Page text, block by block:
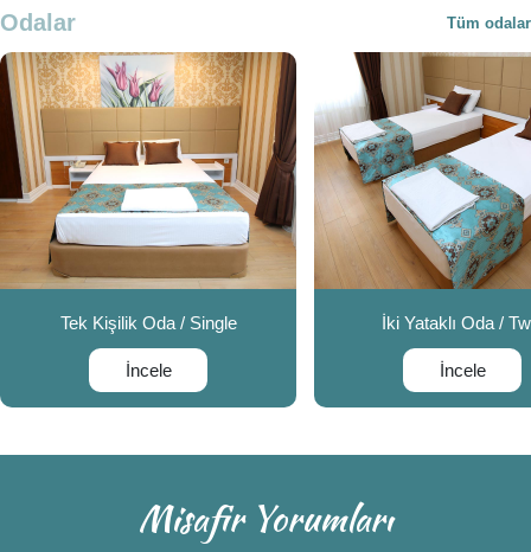
Odalar Tüm odalar
Tek Kişilik Oda / Single
İncele
İki Yataklı Oda /
İncele
Misafir Yorumları